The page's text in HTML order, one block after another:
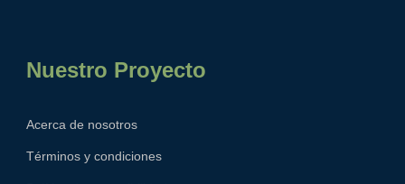
Nuestro Proyecto
Acerca de nosotros
Términos y condiciones